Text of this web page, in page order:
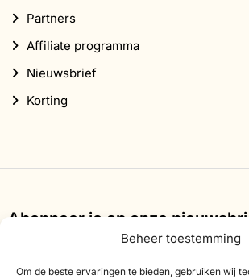
Beheer toestemming
Om de beste ervaringen te bieden, gebruiken wij
Partners
Affiliate programma
Nieuwsbrief
Korting
Abonneer je op onze
Schrijf je in voor onze nieuwsbrief en
korting op je eerste bestelling.